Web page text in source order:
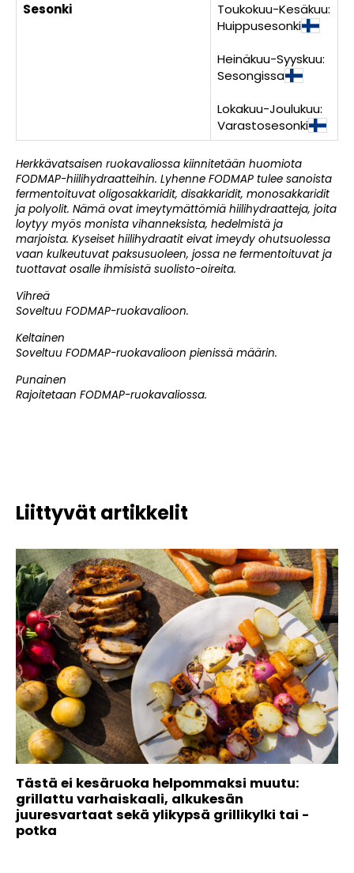
Sesonki
Toukokuu-Kesäkuu:
Huippusesonki
Heinäkuu-Syyskuu:
Sesongissa
Lokakuu-Joulukuu:
Varastosesonki
Herkkävatsaisen ruokavaliossa kiinnitetään huomiota
FODMAP-hiilihydraatteihin. Lyhenne FODMAP tulee sanoista
fermentoituvat oligosakkaridit, disakkaridit, monosakkaridit
ja polyolit. Nämä ovat imeytymättömiä hiilihydraatteja, joita
loytyy myös monista vihanneksista, hedelmistä ja
marjoista. Kyseiset hiilihydraatit eivat imeydy ohutsuolessa
vaan kulkeutuvat paksusuoleen, jossa ne fermentoituvat ja
tuottavat osalle ihmisistä suolisto-oireita.
Vihreä
Soveltuu FODMAP-ruokavalioon.
Keltainen
Soveltuu FODMAP-ruokavalioon pienissä määrin.
Punainen
Rajoitetaan FODMAP-ruokavaliossa.
Liittyvät artikkelit
Tästä ei kesäruoka helpommaksi muutu:
grillattu varhaiskaali, alkukesän
juuresvartaat sekä ylikypsä grillikylki tai -
potka